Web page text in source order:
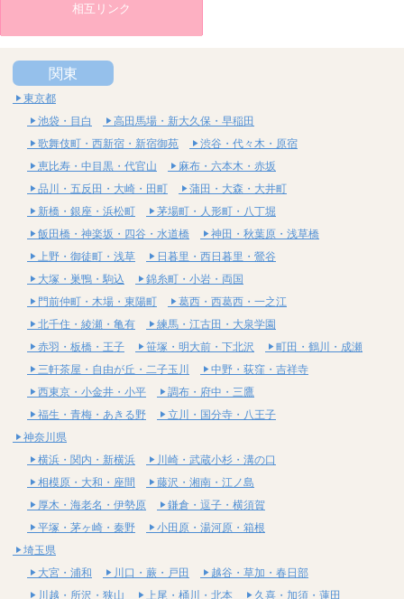
相互リンク
関東
東京都
池袋・目白
高田馬場・新大久保・早稲田
歌舞伎町・西新宿・新宿御苑
渋谷・代々木・原宿
恵比寿・中目黒・代官山
麻布・六本木・赤坂
品川・五反田・大崎・田町
蒲田・大森・大井町
新橋・銀座・浜松町
茅場町・人形町・八丁堀
飯田橋・神楽坂・四谷・水道橋
神田・秋葉原・浅草橋
上野・御徒町・浅草
日暮里・西日暮里・鶯谷
大塚・巣鴨・駒込
錦糸町・小岩・両国
門前仲町・木場・東陽町
葛西・西葛西・一之江
北千住・綾瀬・亀有
練馬・江古田・大泉学園
赤羽・板橋・王子
笹塚・明大前・下北沢
町田・鶴川・成瀬
三軒茶屋・自由が丘・二子玉川
中野・荻窪・吉祥寺
西東京・小金井・小平
調布・府中・三鷹
福生・青梅・あきる野
立川・国分寺・八王子
神奈川県
横浜・関内・新横浜
川崎・武蔵小杉・溝の口
相模原・大和・座間
藤沢・湘南・江ノ島
厚木・海老名・伊勢原
鎌倉・逗子・横須賀
平塚・茅ヶ崎・秦野
小田原・湯河原・箱根
埼玉県
大宮・浦和
川口・蕨・戸田
越谷・草加・春日部
川越・所沢・狭山
上尾・桶川・北本 久喜・加須・蓮田